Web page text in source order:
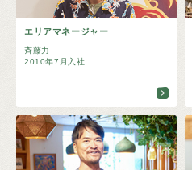
エリアマネージャー
斉藤力
2010年7月入社